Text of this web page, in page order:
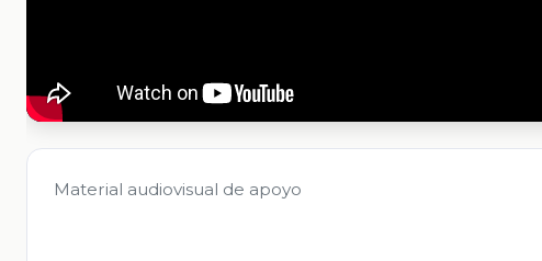
Material audiovisual de apoyo